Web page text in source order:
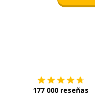
177 000 reseñas